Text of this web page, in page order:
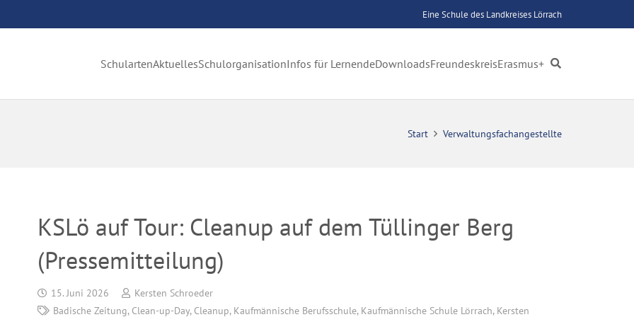
Eine Schule des Landkreises Lörrach
SchulartenAktuellesSchulorganisationInfos für LernendeDownloadsFreundeskreisErasmus+
Start Verwaltungsfachangestellte
KSLö auf Tour: Cleanup auf dem Tüllinger Berg
(Pressemitteilung)
15. Juni 2026
Kersten Schroeder
Badische Zeitung, Clean-up-Day, Cleanup, Kaufmännische Berufsschule, Kaufmännische Schule Lörrach, Kersten